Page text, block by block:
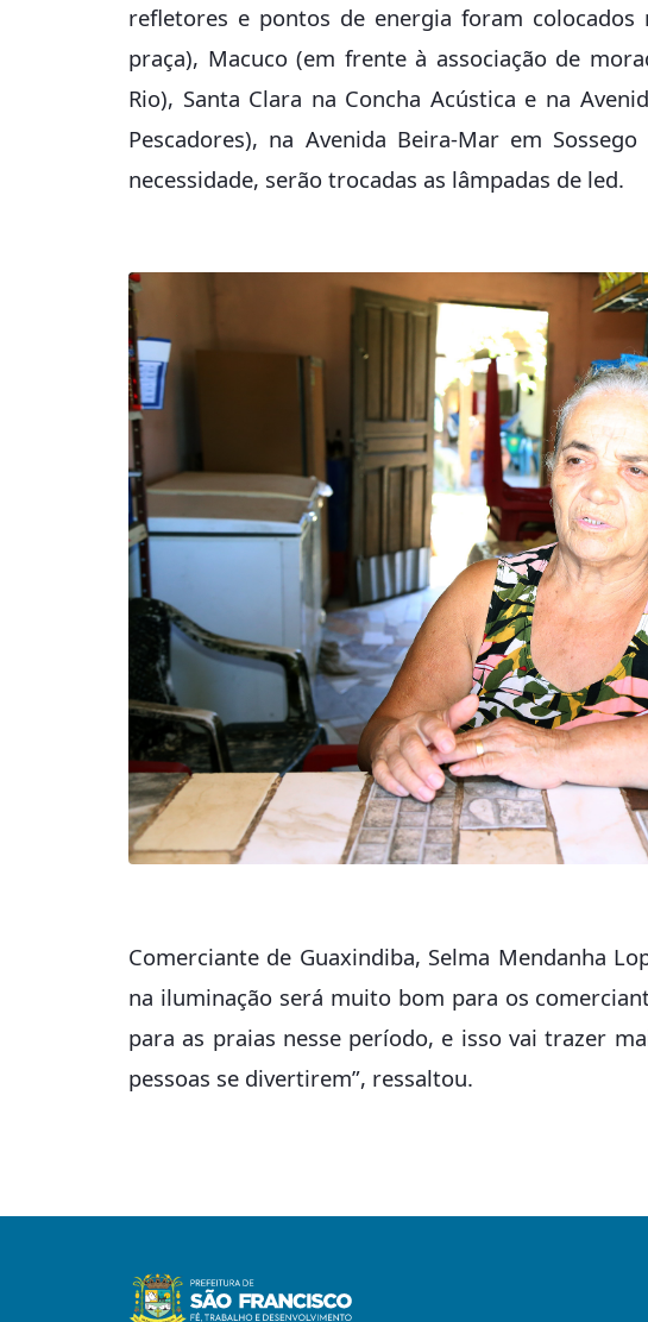
refletores e pontos de energia foram
praça), Macuco (em frente à associação de
Rio), Santa Clara na Concha Acústica e na
Pescadores), na Avenida Beira-Mar em
necessidade, serão trocadas as lâmpadas de led.
Comerciante de Guaxindiba, Selma Mendanha
na iluminação será muito bom para os
para as praias nesse período, e isso vai trazer
pessoas se divertirem”, ressaltou.